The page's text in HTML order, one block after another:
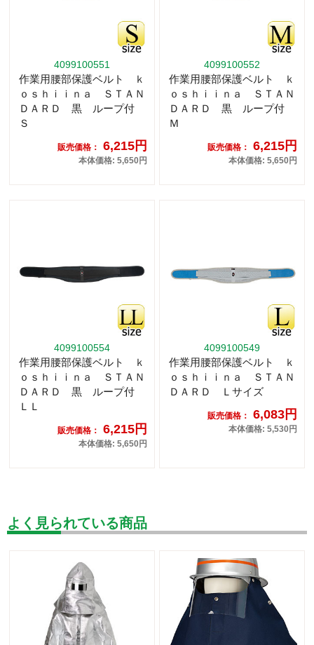
4099100551
作業用腰部保護ベルト ｋ
ｏｓｈｉｉｎａ ＳＴＡＮ
ＤＡＲＤ 黒 ループ付
Ｓ
販売価格： 6,215円
本体価格: 5,650円
4099100552
作業用腰部保護ベルト ｋ
ｏｓｈｉｉｎａ ＳＴＡＮ
ＤＡＲＤ 黒 ループ付
Ｍ
販売価格： 6,215円
本体価格: 5,650円
4099100554
作業用腰部保護ベルト ｋ
ｏｓｈｉｉｎａ ＳＴＡＮ
ＤＡＲＤ 黒 ループ付
ＬＬ
販売価格： 6,215円
本体価格: 5,650円
4099100549
作業用腰部保護ベルト ｋ
ｏｓｈｉｉｎａ ＳＴＡＮ
ＤＡＲＤ Ｌサイズ
販売価格： 6,083円
本体価格: 5,530円
よく見られている商品